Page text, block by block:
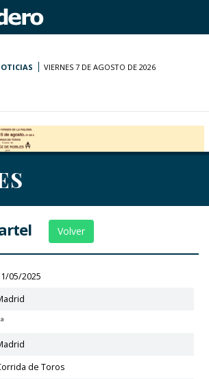
VIERNES 7 DE AGOSTO DE 2026
Volver
05/2025
de Toros